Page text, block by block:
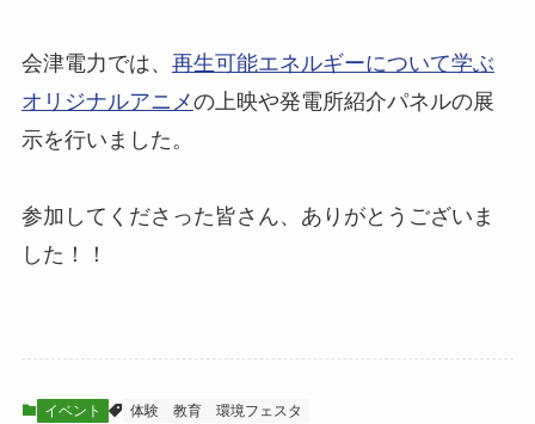
会津電力では、 再生可能エネルギーについて学ぶ
オリジナルアニメの上映や発電所紹介パネルの展
示を行いました。
参加してくださった皆さん、ありがとうございま
した！！
イベント 体験 教育 環境フェスタ